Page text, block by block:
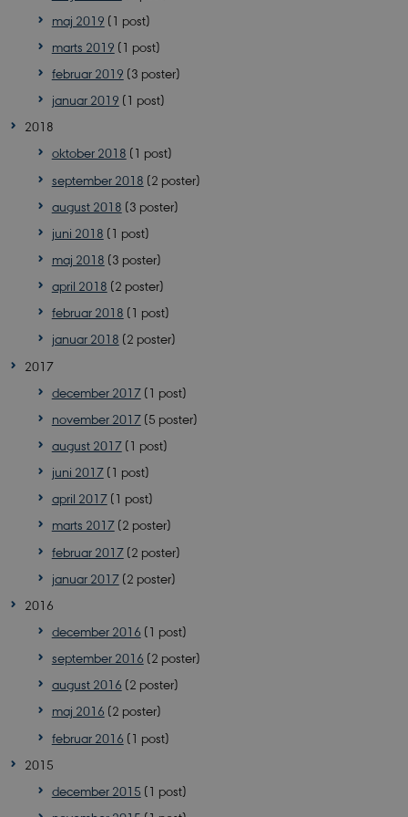
maj 2019 (1 post)
marts 2019 (1 post)
februar 2019 (3 poster)
januar 2019 (1 post)
2018
oktober 2018 (1 post)
september 2018 (2 poster)
august 2018 (3 poster)
juni 2018 (1 post)
maj 2018 (3 poster)
april 2018 (2 poster)
februar 2018 (1 post)
januar 2018 (2 poster)
2017
december 2017(1 post)
november 2017(5 poster)
august 2017(1 post)
juni 2017(1 post)
april 2017(1 post)
marts 2017(2 poster)
februar 2017(2 poster)
januar 2017(2 poster)
2016
december 2016 (1 post)
september 2016 (2 poster)
august 2016 (2 poster)
maj 2016 (2 poster)
februar 2016 (1 post)
2015
december 2015 (1 post)
PHPSESSID
PHPSESSID